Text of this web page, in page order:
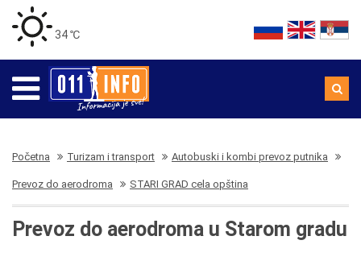
34 ℃
Početna Turizam i transport Autobuski i kombi prevoz putnika
Prevoz do aerodroma STARI GRAD cela opština
Prevoz do aerodroma u Starom gradu